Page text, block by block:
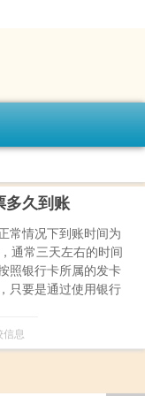
多久到账
常情况下到账时间为
通常三天左右的时间
照银行卡所属的发卡
只要是通过使用银行
信息